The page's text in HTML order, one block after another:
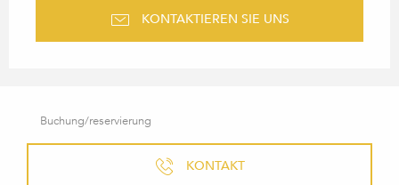
KONTAKTIEREN SIE UNS
Buchung/reservierung
KONTAKT